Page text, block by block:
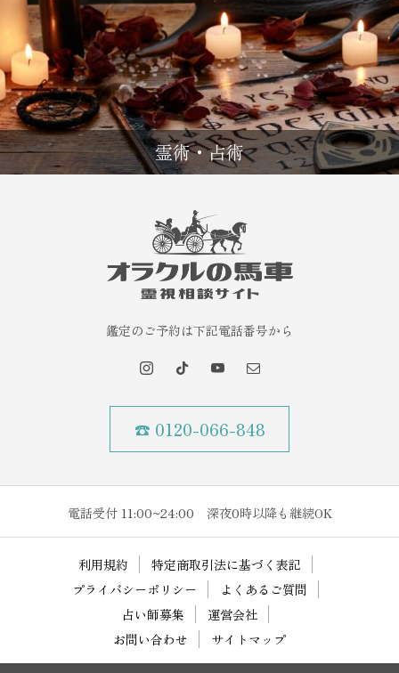
霊術・占術
鑑定のご予約は下記電話番号から
☎ 0120-066-848
電話受付 11:00~24:00 深夜0時以降も継続OK
利用規約
特定商取引法に基づく表記
プライバシーポリシー
よくあるご質問
占い師募集
運営会社
お問い合わせ
サイトマップ